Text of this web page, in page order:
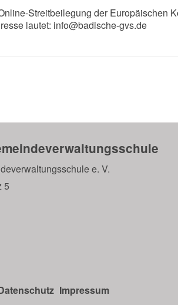
Streitbeilegung der Europäischen
lautet: info@badische-gvs.de
e. V.
5
Impressum